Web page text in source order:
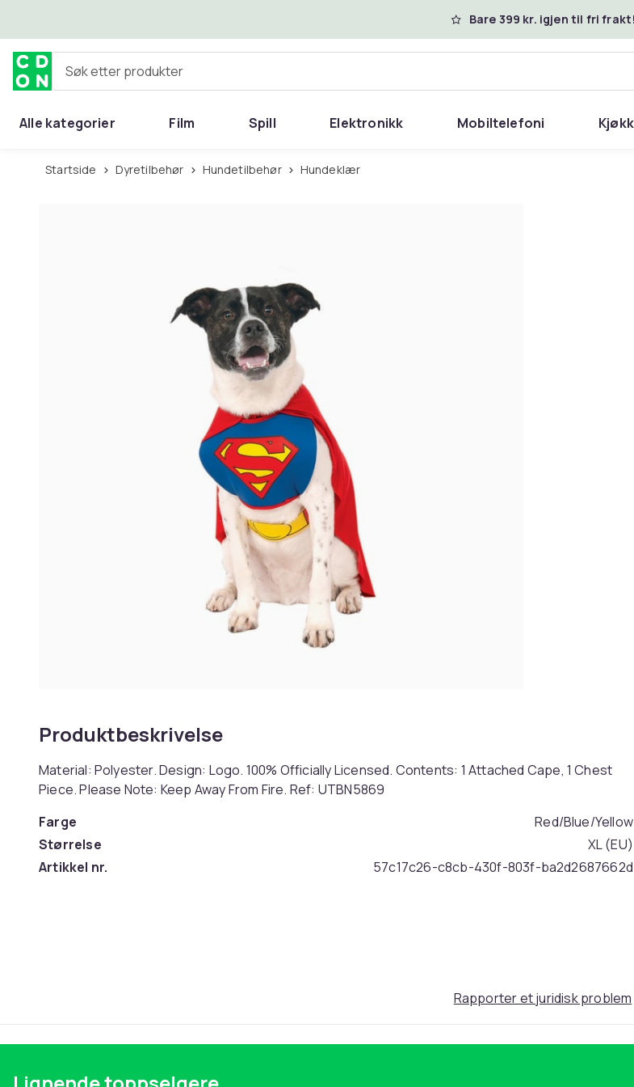
Bare 399 kr. igjen til fri frakt!
Søk etter produkter
Alle kategorier Film Spill Elektronikk Mobiltelefoni
Startside Dyretilbehør Hundetilbehør Hundeklær
Produktbeskrivelse
Material: Polyester. Design: Logo. 100% Officially Licensed. Contents: 1 Attached Cape, 1 Chest
Piece. Please Note: Keep Away From Fire. Ref: UTBN5869
Farge
Red/Blue/Yellow
Størrelse
XL (EU)
Artikkel nr.
57c17c26-c8cb-430f-803f-ba2d2687662d
Rapporter et juridisk problem